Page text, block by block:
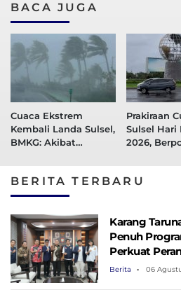
BACA JUGA
Cuaca Ekstrem
Kembali Landa Sulsel,
BMKG: Akibat
Secara Bersamaan
Prakiraan
Sulsel Hari
2026,
BERITA TERBARU
Karang
Penuh
Perkuat
Berita 06